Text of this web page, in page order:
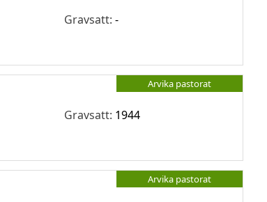
Gravsatt:-
Arvika pastorat
Gravsatt: 1944
Arvika pastorat